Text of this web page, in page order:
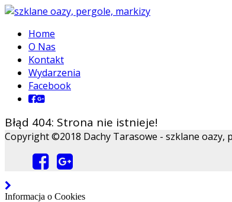
Home
O Nas
Kontakt
Wydarzenia
Facebook
Błąd 404: Strona nie istnieje!
Copyright ©2018 Dachy Tarasowe - szklane oazy,
Informacja o Cookies